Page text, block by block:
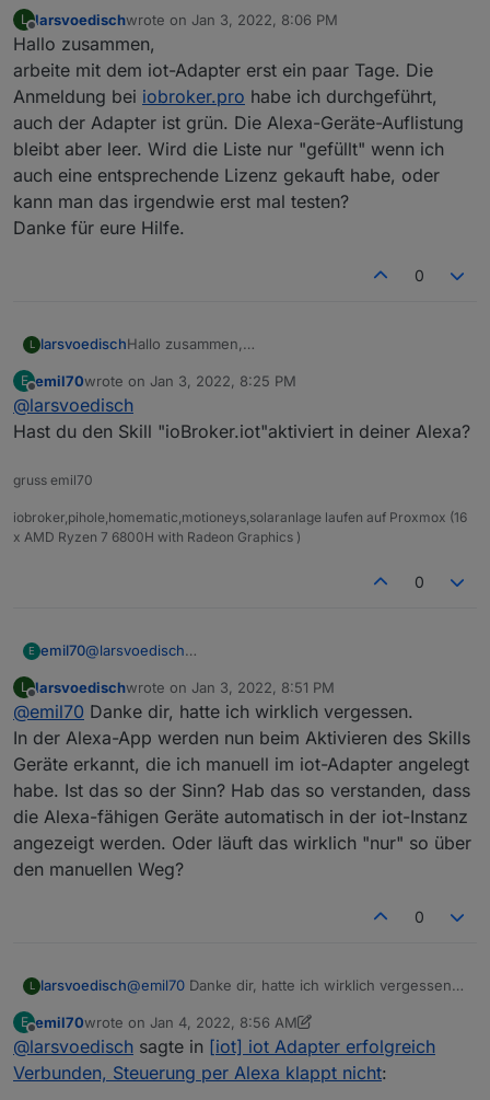
L
Offline
larsvoedischwrote on Jan 3, 2022, 8:06 PM
last edited by
Hallo zusammen,
arbeite mit dem iot-Adapter erst ein paar Tage. Die
Anmeldung bei iobroker.pro habe ich durchgeführt,
auch der Adapter ist grün. Die Alexa-Geräte-Auflistung
bleibt aber leer. Wird die Liste nur "gefüllt" wenn ich
auch eine entsprechende Lizenz gekauft habe, oder
kann man das irgendwie erst mal testen?
Danke für eure Hilfe.
0
L larsvoedischHallo zusammen,
Die Anmeldung beiiobroker.pro
durchgeführt, auch der Adapter ist grün. Die
Alexa-Geräte-Auflistung bleibt aber leer. Wird die
Danke für eure Hilfe.
E
Offline
emil70wrote on Jan 3, 2022, 8:25 PM
last edited by
@larsvoedisch
Hast du den Skill "ioBroker.iot"aktiviert in deiner Alexa?
gruss emil70
iobroker,pihole,homematic,motioneys,solaranlage laufen auf Proxmox (16
x AMD Ryzen 7 6800H with Radeon Graphics )
0
E emil70@larsvoedisch
L
Offline
larsvoedischwrote on Jan 3, 2022, 8:51 PM
last edited by
@emil70 Danke dir, hatte ich wirklich vergessen.
In der Alexa-App werden nun beim Aktivieren des Skills
Geräte erkannt, die ich manuell im iot-Adapter angelegt
habe. Ist das so der Sinn? Hab das so verstanden, dass
die Alexa-fähigen Geräte automatisch in der iot-Instanz
angezeigt werden. Oder läuft das wirklich "nur" so über
den manuellen Weg?
0
L larsvoedisch@emil70 Danke dir, hatte ich wirklich vergessen.
des Skills Geräte erkannt, die ich manuell im iot-
Adapter angelegt habe. Ist das so der Sinn? Hab
das so verstanden, dass die Alexa-fähigen
Geräte automatisch in der iot-Instanz angezeigt
E
Offline
emil70wrote on Jan 4, 2022, 8:56 AM
last edited by emil70Jan 4, 2022, 9:56 AM
@larsvoedisch sagte in [iot] iot Adapter erfolgreich
Verbunden, Steuerung per Alexa klappt nicht: